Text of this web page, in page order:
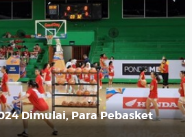
Dimulai, Para Pebasket